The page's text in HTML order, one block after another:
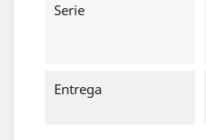
Serie
Entrega